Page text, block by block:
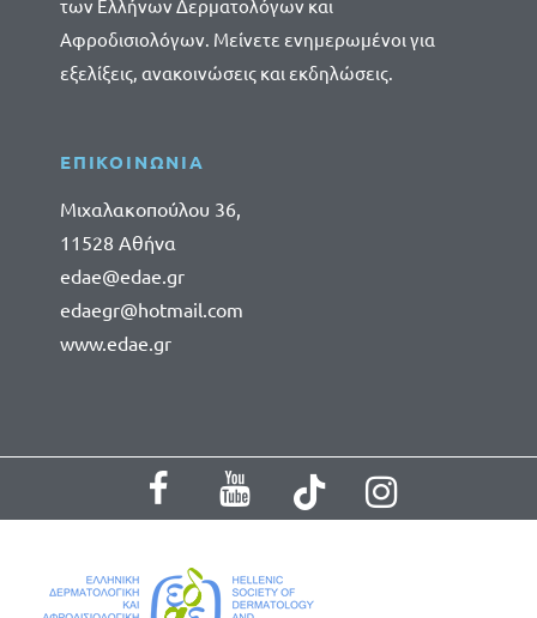
των Ελλήνων Δερματολόγων και
Αφροδισιολόγων. Μείνετε ενημερωμένοι για
εξελίξεις, ανακοινώσεις και εκδηλώσεις.
ΕΠΙΚΟΙΝΩΝΙΑ
Μιχαλακοπούλου 36,
11528 Αθήνα
edae@edae.gr
edaegr@hotmail.com
www.edae.gr